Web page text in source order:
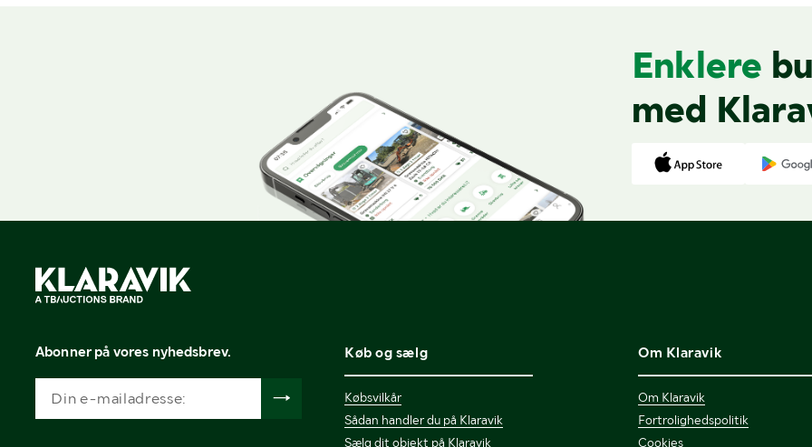
Enklere
med
Abonner på vores nyhedsbrev. Køb og sælg
Købsvilkår
Sådan handler du på Klaravik
Sælg dit objekt på Klaravik
Om Klaravik
Om Klaravik
Fortrolighedspolitik
Cookies